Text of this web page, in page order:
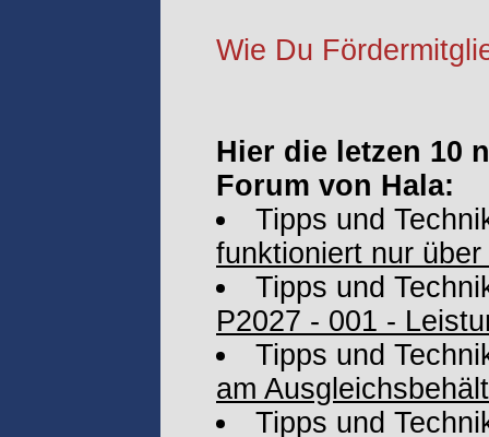
Wie Du
Hier die letzen 10
Forum von Hala:
Tipps und
funktioniert nur
Tipps und
P2027 - 001 -
Tipps und
am
Tipps und